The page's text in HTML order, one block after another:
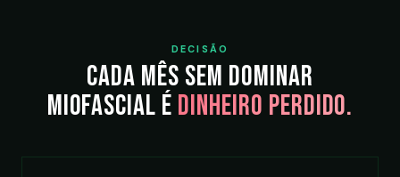
DECISÃO
Cada mês sem dominar
miofascial é dinheiro perdido.